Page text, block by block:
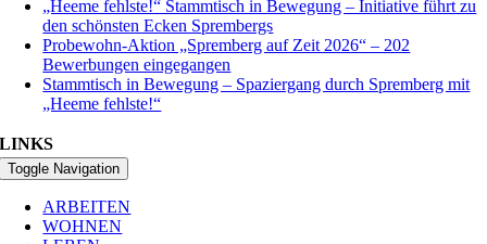
„Heeme fehlste!“ Stammtisch in Bewegung – Initiative führt zu
den schönsten Ecken Sprembergs
Probewohn-Aktion „Spremberg auf Zeit 2026“ – 202
Bewerbungen eingegangen
Stammtisch in Bewegung – Spaziergang durch Spremberg mit
„Heeme fehlste!“
LINKS
Toggle Navigation
ARBEITEN
WOHNEN